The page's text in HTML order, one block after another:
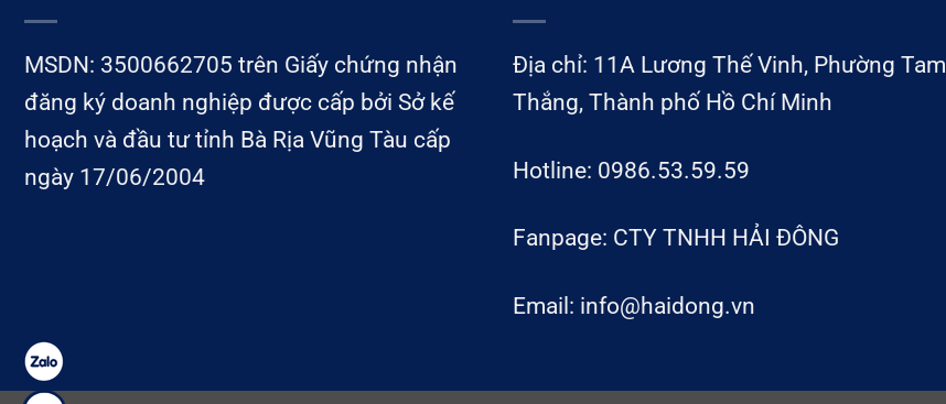
MSDN: 3500662705 trên Giấy chứng nhận
đăng ký doanh nghiệp được cấp bởi Sở kế
hoạch và đầu tư tỉnh Bà Rịa Vũng Tàu cấp
ngày 17/06/2004
Địa chỉ: 11A Lương Thế Vinh, Phường Tam
Thắng, Thành phố Hồ Chí Minh
Hotline: 0986.53.59.59
Fanpage: CTY TNHH HẢI ĐÔNG
Email: info@haidong.vn